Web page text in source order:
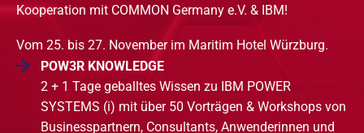
Kooperation mit COMMON Germany e.V. & IBM!
Vom 25. bis 27. November im Maritim Hotel Würzburg.
POW3R KNOWLEDGE
2 + 1 Tage geballtes Wissen zu IBM POWER
SYSTEMS (i) mit über 50 Vorträgen & Workshops von
Businesspartnern, Consultants, Anwenderinnen und